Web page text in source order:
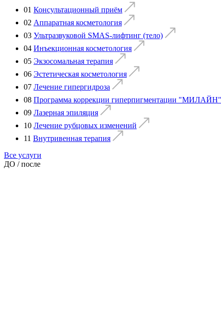
01 Консультационный приём
02 Аппаратная косметология
03 Ультразвуковой SMAS-лифтинг (тело)
04 Инъекционная косметология
05 Экзосомальная терапия
06 Эстетическая косметология
07 Лечение гипергидроза
08 Программа коррекции гиперпигментации
09 Лазерная эпиляция
10 Лечение рубцовых изменений
11 Внутривенная терапия
Все услуги
ДО / после